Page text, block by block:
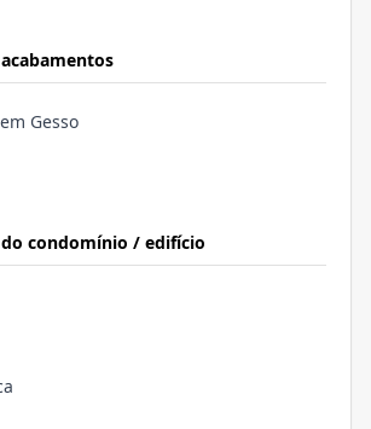
Gesso
condomínio / edifício